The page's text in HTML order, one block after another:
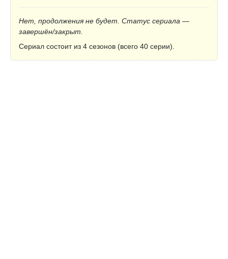
Нет, продолжения не будет. Статус сериала —
завершён/закрыт.
Сериал состоит из 4 сезонов (всего 40 серии).